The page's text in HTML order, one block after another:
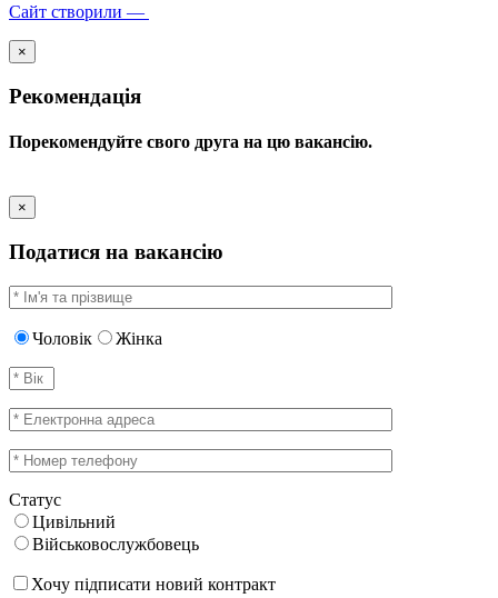
Сайт створили —
×
Рекомендація
Порекомендуйте свого друга на цю вакансію.
×
Податися на вакансію
Чоловік Жінка
Статус
Цивільний
Військовослужбовець
Хочу підписати новий контракт